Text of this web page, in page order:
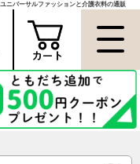
ニバーサルファッションと介護衣料の通販